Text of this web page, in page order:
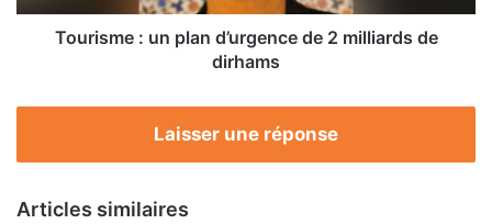
de
dirhamsTourisme : un plan d’urgence de 2 milliards de
dirhams
Laisser une réponse
Articles similaires